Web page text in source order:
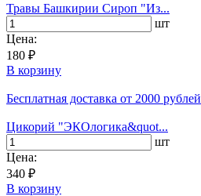
Травы Башкирии Сироп "Из...
шт
Цена:
180 ₽
В корзину
Бесплатная доставка от 2000 рублей
Цикорий "ЭКОлогика&quot...
шт
Цена:
340 ₽
В корзину